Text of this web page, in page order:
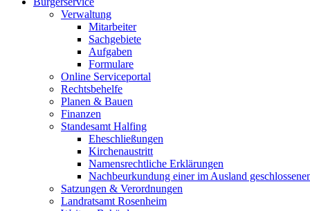
Verwaltung
Mitarbeiter
Sachgebiete
Aufgaben
Formulare
Online Serviceportal
Rechtsbehelfe
Planen & Bauen
Finanzen
Standesamt Halfing
Eheschließungen
Kirchenaustritt
Namensrechtliche Erklärungen
Nachbeurkundung einer im Ausland
Satzungen & Verordnungen
Landratsamt Rosenheim